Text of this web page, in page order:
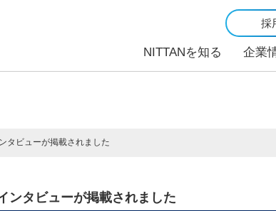
採
NITTANを知る 企業
タビューが掲載されました
ンタビューが掲載されました